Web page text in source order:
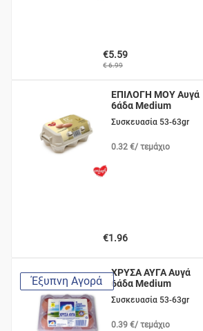
€5.59
€ 6.99
ΕΠΙΛΟΓΗ ΜΟΥ Αυγά
6άδα Medium
Συσκευασία 53-63gr
0.32 €/ τεμάχιο
€1.96
Έξυπνη Αγορά
ΧΡΥΣΑ ΑΥΓΑ Αυγά
6άδα Medium
Συσκευασία 53-63gr
0.39 €/ τεμάχιο